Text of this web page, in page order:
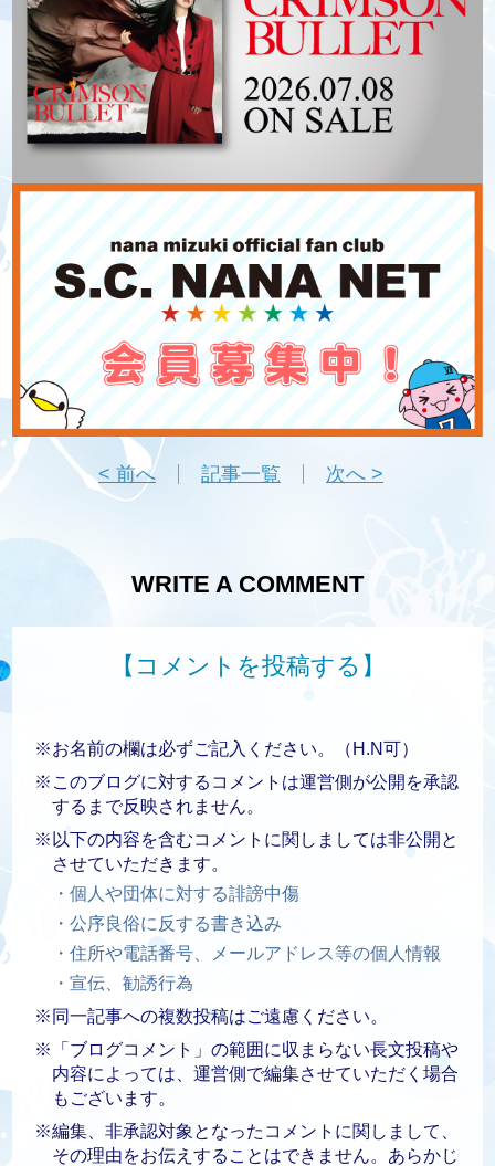
< 前へ 記事一覧 次へ >
WRITE A COMMENT
【コメントを投稿する】
※お名前の欄は必ずご記入ください。（H.N可）
※このブログに対するコメントは運営側が公開を承認
するまで反映されません。
※以下の内容を含むコメントに関しましては非公開と
させていただきます。
・個人や団体に対する誹謗中傷
・公序良俗に反する書き込み
・住所や電話番号、メールアドレス等の個人情報
・宣伝、勧誘行為
※同一記事への複数投稿はご遠慮ください。
※「ブログコメント」の範囲に収まらない長文投稿や
内容によっては、運営側で編集させていただく場合
もございます。
※編集、非承認対象となったコメントに関しまして、
その理由をお伝えすることはできません。あらかじ